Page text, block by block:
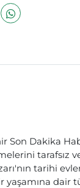
Son Dakika
tarafsız
tarihi
dair